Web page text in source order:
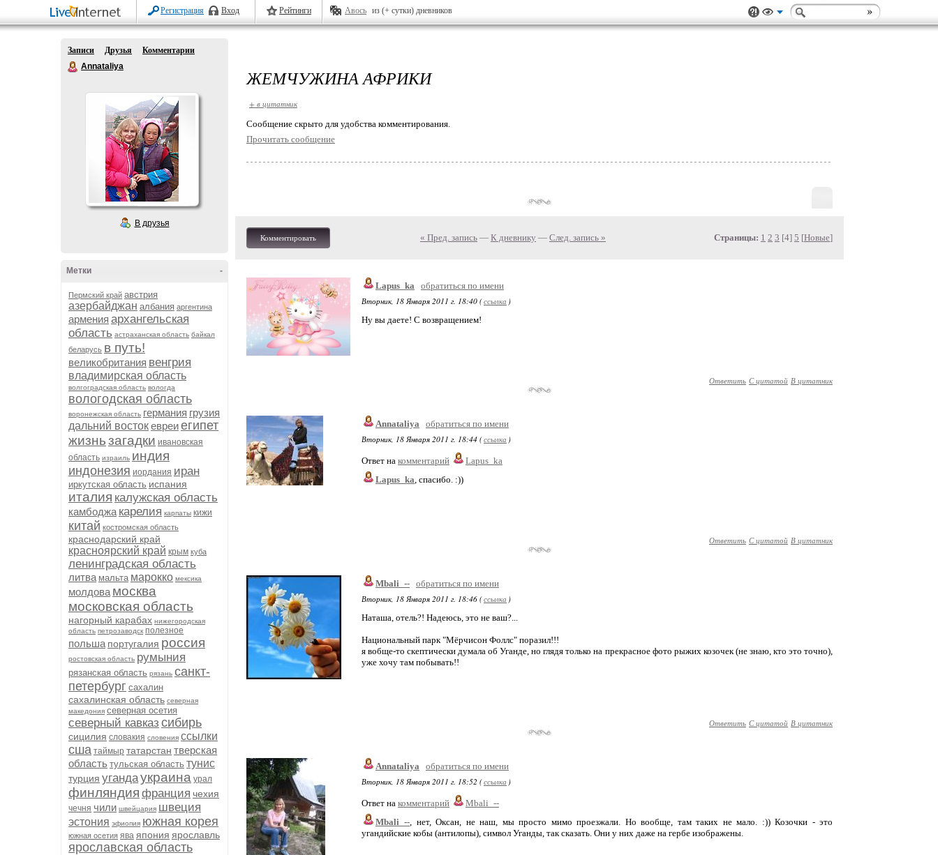
Регистрация Вход Рейтинги Авось из (+ сутки) дневников
Записи Друзья
Комментарии
Annataliya
В друзья
-
Метки
Пермский край австрия
азербайджан албания аргентина
армения архангельская
область астраханская область байкал
беларусь в путь!
великобритания венгрия
владимирская область
волгоградская область вологда
вологодская область
воронежская область германия грузия
дальний востокевреиегипет
жизньзагадки ивановская
область израиль индия
индонезия иордания иран
иркутская область испания
италия калужская область
камбоджа карелия карпаты кижи
китай костромская область
краснодарский край
красноярский край крым куба
ленинградская область
литва мальта марокко мексика
молдова москва
московская область
нагорный карабах нижегородская
область петрозаводск полезное
польша португалия россия
ростовская область румыния
рязанская область рязань санкт-
петербург сахалин
сахалинская область северная
македония северная осетия
северный кавказ сибирь
сицилия словакия словения ссылки
сша таймыр татарстан тверская
область тульская область тунис
турция угандаукраина урал
финляндия франция чехия
чечня чили швейцария швеция
эстония эфиопия южная корея
южная осетия ява япония ярославль
ярославская область
ЖЕМЧУЖИНА АФРИКИ
+ в цитатник
Cообщение скрыто для удобства комментирования.
Прочитать сообщение
Комментировать « Пред. запись — К дневнику — След. запись » Страницы: 1 2 3 [4] 5 [Новые]
Lapus_ka
обратиться по имени
Вторник, 18 Января 2011 г. 18:40 (ссылка )
Ну вы даете! С возвращением!
Ответить С цитатой В цитатник
Annataliya
обратиться по имени
Вторник, 18 Января 2011 г. 18:44 (ссылка )
Ответ на комментарий
Lapus_ka
Lapus_ka, спасибо. :))
Ответить С цитатой В цитатник
Mbali_-- обратиться по имени
Вторник, 18 Января 2011 г. 18:46 (ссылка )
Наташа, отель?! Надеюсь, это не ваш?...
Национальный парк "Мёрчисон Фоллс" поразил!!!
я вобще-то скептически думала об Уганде, но глядя только на прекрасное фото рыжих козочек (не знаю, кто это точно),
уже хочу там побывать!!
Ответить С цитатой В цитатник
Annataliya
обратиться по имени
Вторник, 18 Января 2011 г. 18:52 (ссылка )
Ответ на комментарий
Mbali_--
Mbali_--, нет, Оксан, не наш, мы просто мимо проезжали. Но вообще, там таких не мало. :)) Козочки - это
угандийские кобы (антилопы), символ Уганды, так сказать. Они у них даже на гербе изображены.